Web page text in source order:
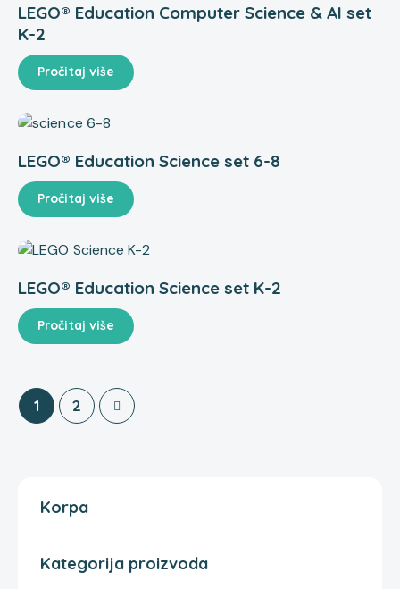
LEGO® Education Computer Science & AI set
K-2
Pročitaj više
LEGO® Education Science set 6-8
Pročitaj više
LEGO® Education Science set K-2
Pročitaj više
1 2
→
Korpa
Kategorija proizvoda